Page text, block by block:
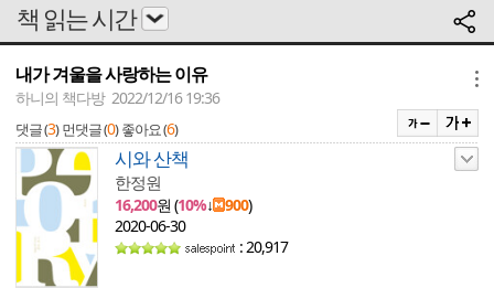
책 읽는 시간
내가 겨울을 사랑하는 이유
하니의 책다방 2022/12/16 19:36
댓글 (3) 먼댓글 (0) 좋아요 (6)
시와 산책
한정원
16,200원 (10%↓ 900)
2020-06-30
: 20,917